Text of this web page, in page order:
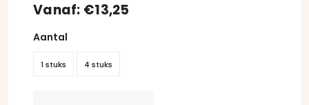
Vanaf: €13,25
Aantal
1 stuks 4 stuks